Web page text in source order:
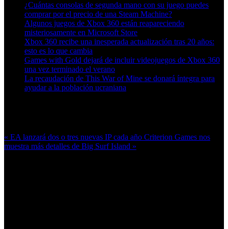
¿Cuántas consolas de segunda mano con su juego puedes
comprar por el precio de una Steam Machine?
Algunos juegos de Xbox 360 están reapareciendo
misteriosamente en Microsoft Store
Xbox 360 recibe una inesperada actualización tras 20 años:
esto es lo que cambia
Games with Gold dejará de incluir videojuegos de Xbox 360
una vez terminado el verano
La recaudación de This War of Mine se donará íntegra para
ayudar a la población ucraniana
« EA lanzará dos o tres nuevas IP cada año Criterion Games nos
muestra más detalles de Big Surf Island »